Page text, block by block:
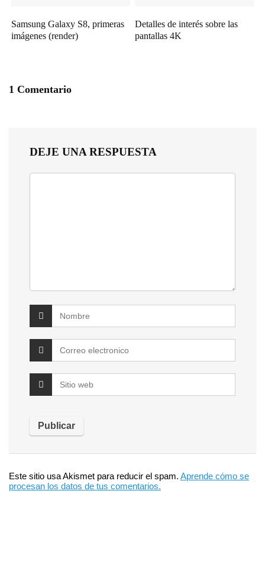
Samsung Galaxy S8, primeras
imágenes (render)
Detalles de interés sobre las
pantallas 4K
1 Comentario
DEJE UNA RESPUESTA
Este sitio usa Akismet para reducir el spam. Aprende cómo se
procesan los datos de tus comentarios.